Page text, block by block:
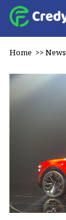
Home >>News